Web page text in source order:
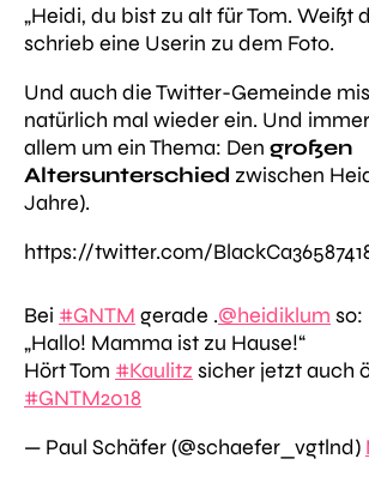
„Heidi, du bist zu alt für Tom. Weißt
schrieb eine Userin zu dem Foto.
Und auch die Twitter-Gemeinde
natürlich mal wieder ein. Und
allem um ein Thema: Den großen
Altersunterschied zwischen
Jahre).
https://twitter.com/
Bei #GNTM gerade .@heidiklum so:
„Hallo! Mamma ist zu Hause!“
Hört Tom #Kaulitz sicher jetzt auch
#GNTM2018
— Paul Schäfer (@schaefer_vgtlnd)